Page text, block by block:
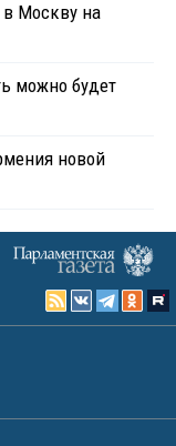
в Москву на
можно будет
новой